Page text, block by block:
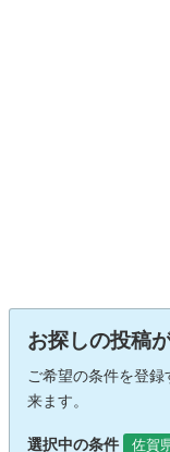
お探しの投稿
ご希望の条件を登
来ます。
選択中の条件 佐賀